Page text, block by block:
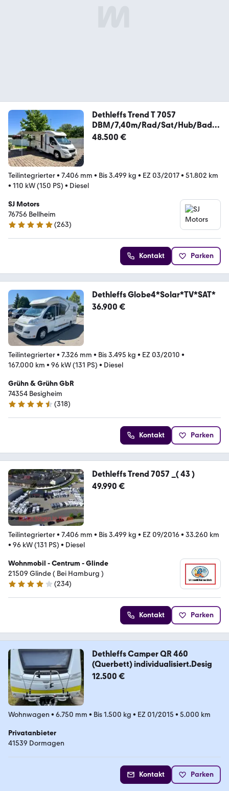
Dethleffs Trend T 7057
DBM/7,40m/Rad/Sat/Hub/Bad/K
am/Klima
48.500 €
Teilintegrierter• 7.406 mm • Bis 3.499 kg • EZ 03/2017• 51.802 km
• 110 kW (150 PS) • Diesel
SJ Motors
76756 Bellheim
4.8 Sterne
(263)
Kontakt Parken
Dethleffs Globe4*Solar*TV*SAT*
36.900 €
Teilintegrierter• 7.326 mm • Bis 3.495 kg • EZ 03/2010 •
167.000 km • 96 kW (131 PS) • Diesel
Grühn & Grühn GbR
74354 Besigheim
4.6 Sterne
(318)
Kontakt Parken
Dethleffs Trend 7057 _( 43 )
49.990 €
Teilintegrierter• 7.406 mm • Bis 3.499 kg • EZ 09/2016• 33.260 km
• 96 kW (131 PS) • Diesel
Wohnmobil - Centrum - Glinde
21509 Glinde ( Bei Hamburg )
4.1 Sterne
(234)
Kontakt Parken
Dethleffs Camper QR 460
(Querbett) individualisiert.Desig
12.500 €
Wohnwagen • 6.750 mm • Bis 1.500 kg • EZ 01/2015 • 5.000 km
Privatanbieter
41539 Dormagen
Kontakt Parken